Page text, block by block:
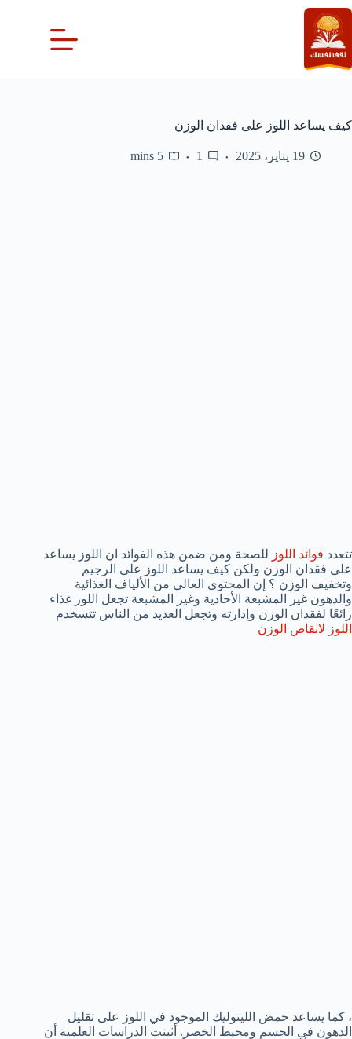
التجاوز
إلى
المحتوى
كيف يساعد اللوز على فقدان الوزن
19 يناير، 2025 1
5 mins
تتعدد فوائد اللوز للصحة ومن ضمن هذه الفوائد ان اللوز يساعد
على فقدان الوزن ولكن كيف يساعد اللوز على الرجيم
وتخفيف الوزن ؟ إن المحتوى العالي من الألياف الغذائية
والدهون غير المشبعة الأحادية وغير المشبعة تجعل اللوز غذاء
رائعًا لفقدان الوزن وإدارته وتجعل العديد من الناس تتسخدم
اللوز لانقاص الوزن
، كما يساعد حمض اللينوليك الموجود في اللوز على تقليل
الدهون في الجسم ومحيط الخصر. أثبتت الدراسات العلمية أن